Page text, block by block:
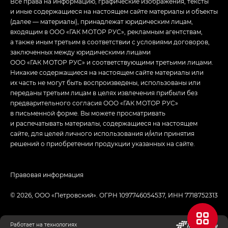
и иные содержащиеся на настоящем сайте материалы и объекты
(далее — материалы), принадлежат юридическим лицам,
входящим в ООО «ГАК МОТОР РУС», рекламным агентствам,
а также иным третьим в соответствии с условиями договоров,
заключенных между юридическими лицами
ООО «ГАК МОТОР РУС» и соответствующими третьими лицами.
Никакие содержащиеся на настоящем сайте материалы или
их часть не могут быть воспроизведены, использованы или
переданы третьим лицам в целях извлечения прибыли без
предварительного согласия ООО «ГАК МОТОР РУС»
в письменной форме. Вы можете просматривать
и распечатывать материалы, содержащиеся на настоящем
сайте, для целей личного использования и/или принятия
решений о приобретении продукции указанных на сайте.
© 2026, ООО «‎Петровский»‎. ОГРН 1097746054537, ИНН 7718752313
Правовая информация
Работает на технологиях